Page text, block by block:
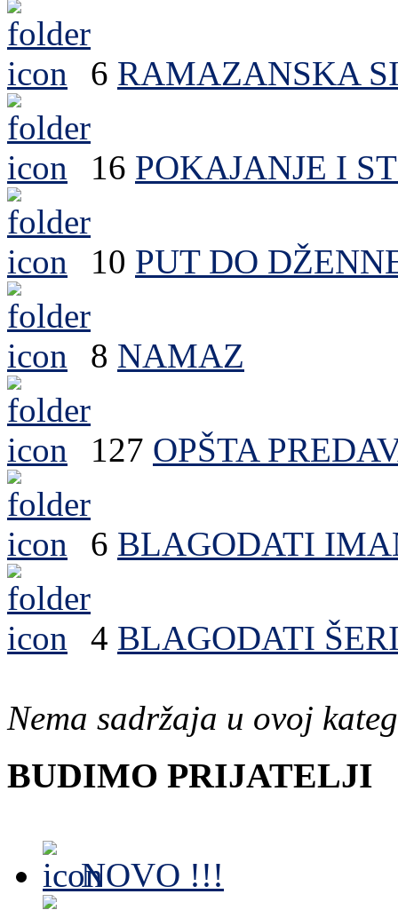
6 RAMAZANSKA
16 POKAJANJE I
10 PUT DO
8 NAMAZ
127 OPŠTA
6 BLAGODATI
4 BLAGODATI
Nema sadržaja u ovoj
BUDIMO PRIJATELJI
NOVO !!!